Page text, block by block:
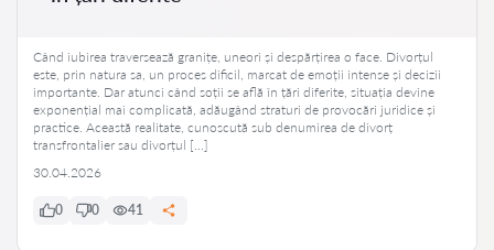
Când iubirea traversează granițe, uneori și despărțirea o face. Divorțul
este, prin natura sa, un proces dificil, marcat de emoții intense și decizii
importante. Dar atunci când soții se află în țări diferite, situația devine
exponențial mai complicată, adăugând straturi de provocări juridice și
practice. Această realitate, cunoscută sub denumirea de divorț
transfrontalier sau divorțul […]
30.04.2026
0 0 41